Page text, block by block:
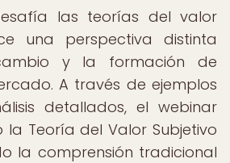
las teorías del valor
una perspectiva distinta
y la formación de
A través de ejemplos
detallados, el webinar
Teoría del Valor Subjetivo
la comprensión tradicional